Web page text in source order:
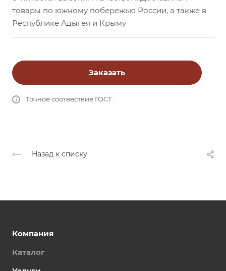
товары по южному побережью России, а также в
Республике Адыгея и Крыму
Заказать
Точное соотвествие ГОСТ.
Назад к списку
Компания
Каталог